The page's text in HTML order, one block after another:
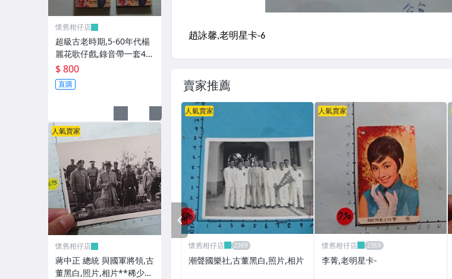
賣家推薦
人氣賣家
懷舊柑仔店
潮聲國樂社,古董黑白,照片,相片
人氣賣家
懷舊柑仔店
李菁,老明星卡-
PREV
懷舊柑仔店
超級古老時期,5-60年代楊
麗花歌仔戲,錄音帶一套4卷
**稀少品
$ 800
直購
人氣賣家
懷舊柑仔店
蔣中正 總統 與國軍將領,古
董黑白,照片,相片**稀少